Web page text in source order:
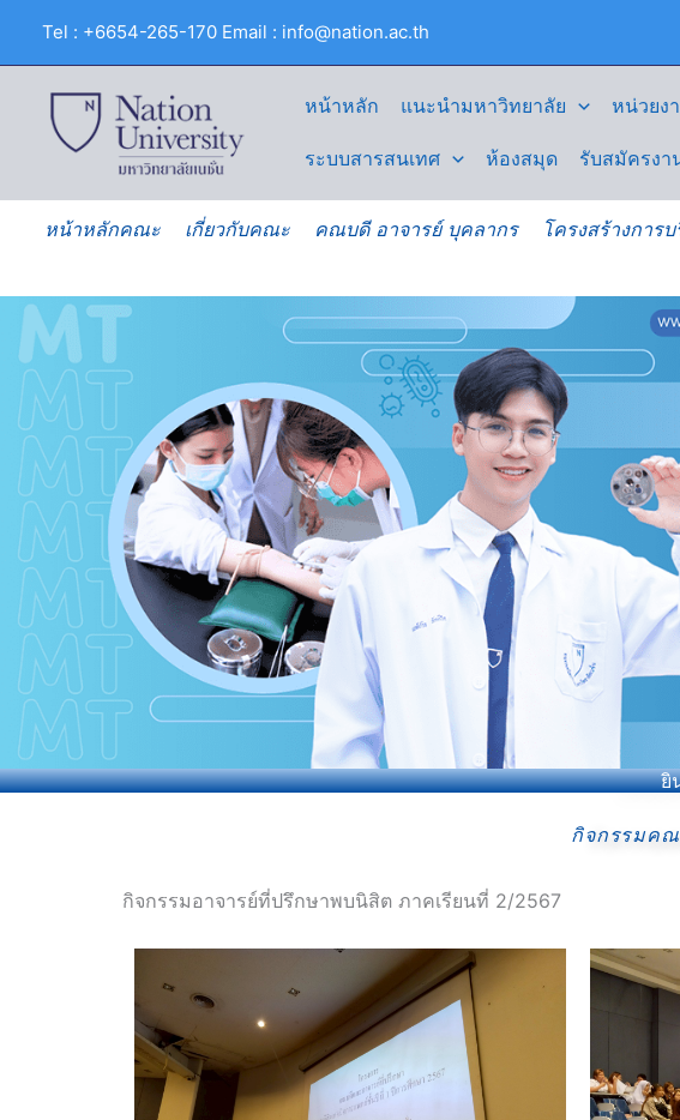
Tel : +6654-265-170 Email : info@nation.ac.th
หน้าหลัก แนะนำมหาวิทยาลัย หน่วยง
ระบบสารสนเทศ ห้องสมุด รับสมัครงา
หน้าหลักคณะ เกี่ยวกับคณะ คณบดี อาจารย์ บุคลากร โครงสร้างการ
ยิ
กิจกรรมค
กิจกรรมอาจารย์ที่ปรึกษาพบนิสิต ภาคเรียนที่ 2/2567